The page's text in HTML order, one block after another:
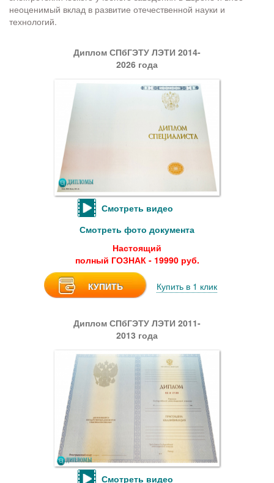
неоценимый вклад в развитие отечественной науки и
технологий.
Диплом СПбГЭТУ ЛЭТИ 2014-
2026 года
Смотреть видео
Смотреть фото документа
Настоящий
полный ГОЗНАК - 19990 руб.
КУПИТЬ Купить в 1 клик
Диплом СПбГЭТУ ЛЭТИ 2011-
2013 года
Смотреть видео